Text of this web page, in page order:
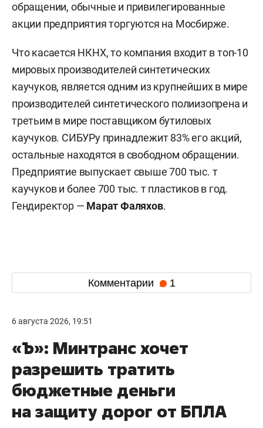
обращении, обычные и привилегированные
акции предприятия торгуются на Мосбирже.
Что касается НКНХ, то компания входит в топ-10
мировых производителей синтетических
каучуков, является одним из крупнейших в мире
производителей синтетического полиизопрена и
третьим в мире поставщиком бутиловых
каучуков. СИБУРу принадлежит 83% его акций,
остальные находятся в свободном обращении.
Предприятие выпускает свыше 700 тыс. т
каучуков и более 700 тыс. т пластиков в год.
Гендиректор — Марат Фаляхов.
Комментарии 1
6 августа 2026, 19:51
«Ъ»: Минтранс хочет
разрешить тратить
бюджетные деньги
на защиту дорог от БПЛА